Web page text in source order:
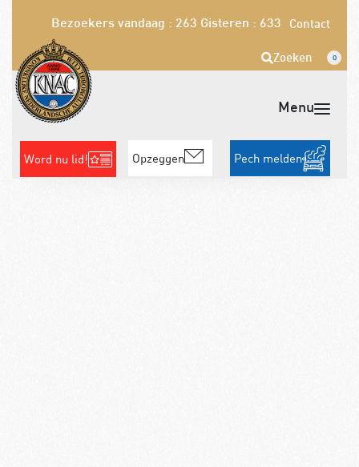
Bezoekers vandaag : 263 Gisteren : 633 Contact
Zoeken 0
Word nu lid! Opzeggen Pech melden